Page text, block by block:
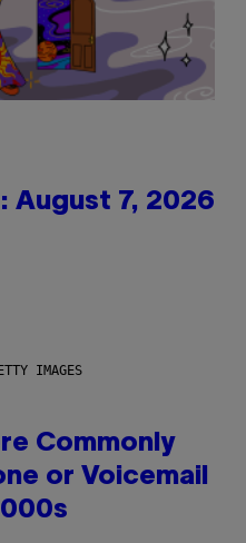
August 7, 2026
IMAGES
Commonly
or Voicemail